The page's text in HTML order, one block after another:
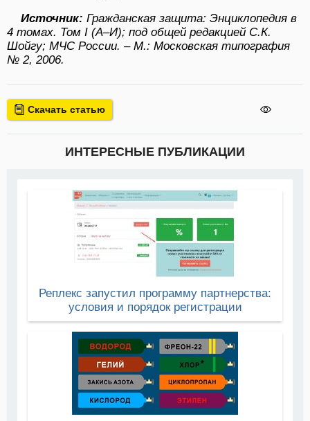
Источник: Гражданская защита: Энциклопедия в
4 томах. Том I (А–И); под общей редакцией С.К.
Шойгу; МЧС России. – М.: Московская типография
№ 2, 2006.
Скачать статью
ИНТЕРЕСНЫЕ ПУБЛИКАЦИИ
Реплекс запустил программу партнерства:
условия и порядок регистрации